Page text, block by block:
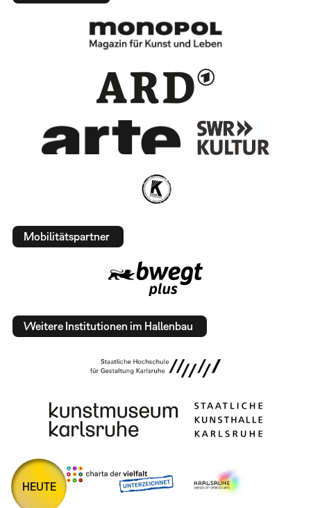
Mobilitätspartner
Weitere Institutionen im Hallenbau
HEUTE